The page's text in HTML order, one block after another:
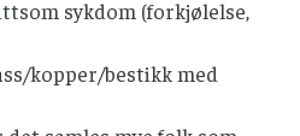
lege før eventuelt
og helsekost som for
produkter og
forsiktighet til
sykdom (forkjølelse,
kopper/bestikk med